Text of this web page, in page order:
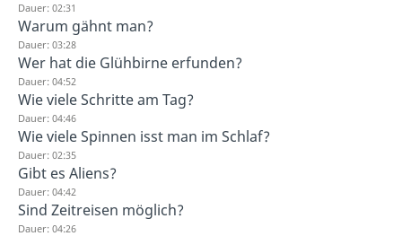
Dauer: 02:31
Warum gähnt man?
Dauer: 03:28
Wer hat die Glühbirne erfunden?
Dauer: 04:52
Wie viele Schritte am Tag?
Dauer: 04:46
Wie viele Spinnen isst man im Schlaf?
Dauer: 02:35
Gibt es Aliens?
Dauer: 04:42
Sind Zeitreisen möglich?
Dauer: 04:26